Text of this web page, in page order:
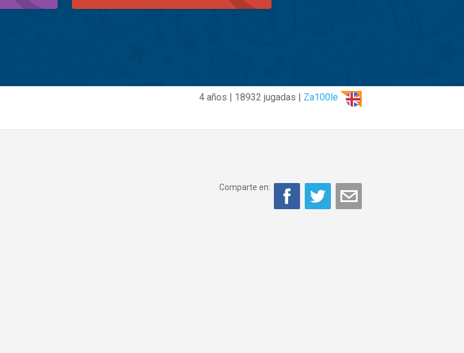
4 años | 18932 jugadas | Za100le
Comparte en: